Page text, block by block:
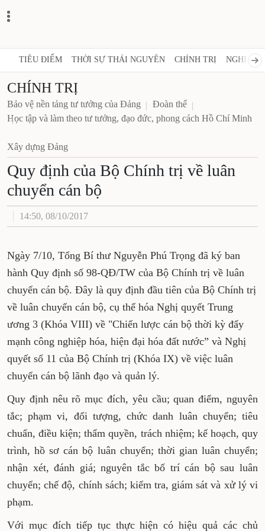
TIÊU ĐIỂM THỜI SỰ THÁI NGUYÊN CHÍNH TRỊ NGHỊ
CHÍNH TRỊ
Bảo vệ nền tảng tư tưởng của Đảng
Đoàn thể
Học tập và làm theo tư tưởng, đạo đức, phong cách Hồ Chí Minh
Xây dựng Đảng
Quy định của Bộ Chính trị về luân
chuyển cán bộ
14:50, 08/10/2017
Ngày 7/10, Tổng Bí thư Nguyễn Phú Trọng đã ký ban
hành Quy định số 98-QĐ/TW của Bộ Chính trị về luân
chuyển cán bộ. Đây là quy định đầu tiên của Bộ Chính trị
về luân chuyển cán bộ, cụ thể hóa Nghị quyết Trung
ương 3 (Khóa VIII) về "Chiến lược cán bộ thời kỳ đẩy
mạnh công nghiệp hóa, hiện đại hóa đất nước” và Nghị
quyết số 11 của Bộ Chính trị (Khóa IX) về việc luân
chuyển cán bộ lãnh đạo và quản lý.
Quy định nêu rõ mục đích, yêu cầu; quan điểm, nguyên
tắc; phạm vi, đối tượng, chức danh luân chuyển; tiêu
chuẩn, điều kiện; thẩm quyền, trách nhiệm; kế hoạch, quy
trình, hồ sơ cán bộ luân chuyển; thời gian luân chuyển;
nhận xét, đánh giá; nguyên tắc bố trí cán bộ sau luân
chuyển; chế độ, chính sách; kiểm tra, giám sát và xử lý vi
phạm.
Với mục đích tiếp tục thực hiện có hiệu quả các chủ